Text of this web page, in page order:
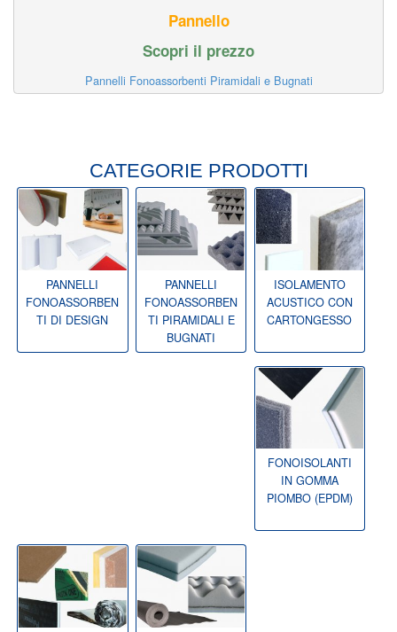
Pannello
Scopri il prezzo
Pannelli Fonoassorbenti Piramidali e Bugnati
CATEGORIE PRODOTTI
PANNELLI
FONOASSORBEN
TI DI DESIGN
PANNELLI
FONOASSORBEN
TI PIRAMIDALI E
BUGNATI
ISOLAMENTO
ACUSTICO CON
CARTONGESSO
FONOISOLANTI
IN GOMMA
PIOMBO (EPDM)